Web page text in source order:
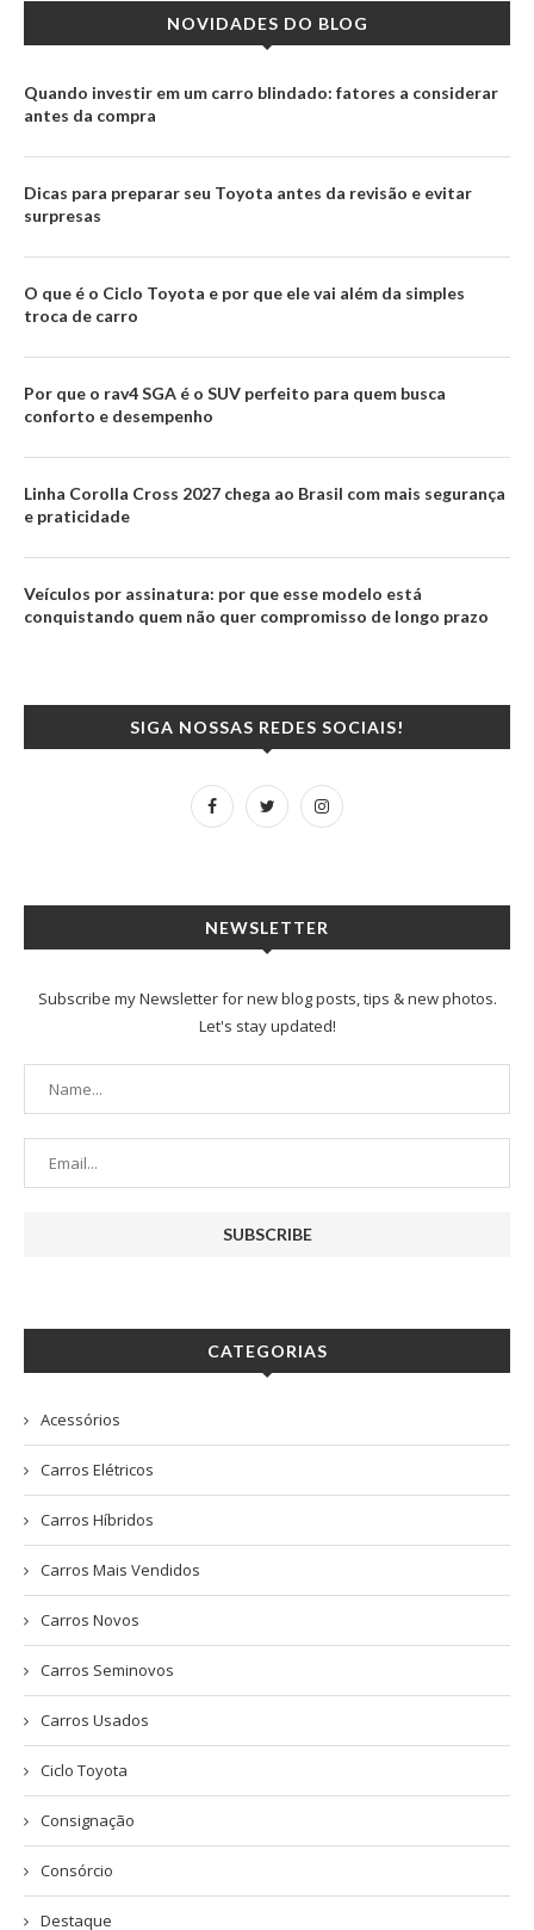
NOVIDADES DO BLOG
Quando investir em um carro blindado: fatores a considerar
antes da compra
Dicas para preparar seu Toyota antes da revisão e evitar
surpresas
O que é o Ciclo Toyota e por que ele vai além da simples
troca de carro
Por que o rav4 SGA é o SUV perfeito para quem busca
conforto e desempenho
Linha Corolla Cross 2027 chega ao Brasil com mais segurança
e praticidade
Veículos por assinatura: por que esse modelo está
conquistando quem não quer compromisso de longo prazo
SIGA NOSSAS REDES SOCIAIS!
NEWSLETTER
Subscribe my Newsletter for new blog posts, tips & new photos.
Let's stay updated!
CATEGORIAS
Acessórios
Carros Elétricos
Carros Híbridos
Carros Mais Vendidos
Carros Novos
Carros Seminovos
Carros Usados
Ciclo Toyota
Consignação
Consórcio
Destaque